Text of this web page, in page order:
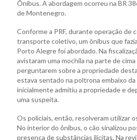
Ônibus. A abordagem ocorreu na BR
de Montenegro.
Conforme a PRF, durante operação de
transporte coletivo, um ônibus que
Porto Alegre foi abordado. Na
avistaram uma mochila na parte de
perguntarem sobre a propriedade
estava sentado na poltrona embaixo da
inicialmente admitiu a propriedade e
uma suspeita.
Os policiais, então, resolveram utilizar
No interior do ônibus, o cão sinalizou
presença de substâncias ilícitas. Na